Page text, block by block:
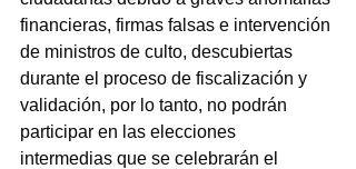
financieras, firmas falsas e intervención
de ministros de culto, descubiertas
durante el proceso de fiscalización y
validación, por lo tanto, no podrán
participar en las elecciones
intermedias que se celebrarán el